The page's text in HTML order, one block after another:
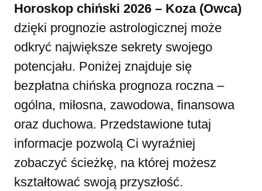
Horoskop chiński 2026 – Koza (Owca)
dzięki prognozie astrologicznej może
odkryć największe sekrety swojego
potencjału. Poniżej znajduje się
bezpłatna chińska prognoza roczna –
ogólna, miłosna, zawodowa, finansowa
oraz duchowa. Przedstawione tutaj
informacje pozwolą Ci wyraźniej
zobaczyć ścieżkę, na której możesz
kształtować swoją przyszłość.